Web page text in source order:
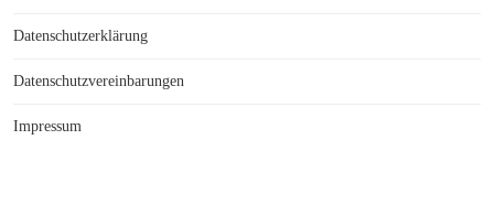
Datenschutzerklärung
Datenschutzvereinbarungen
Impressum